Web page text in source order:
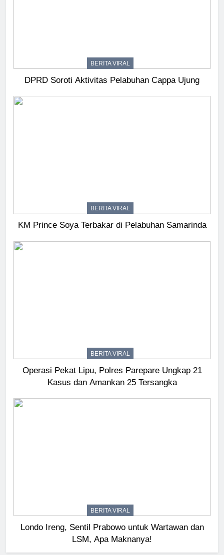
BERITA VIRAL
DPRD Soroti Aktivitas Pelabuhan Cappa Ujung
BERITA VIRAL
KM Prince Soya Terbakar di Pelabuhan Samarinda
BERITA VIRAL
Operasi Pekat Lipu, Polres Parepare Ungkap 21
Kasus dan Amankan 25 Tersangka
BERITA VIRAL
Londo Ireng, Sentil Prabowo untuk Wartawan dan
LSM, Apa Maknanya!